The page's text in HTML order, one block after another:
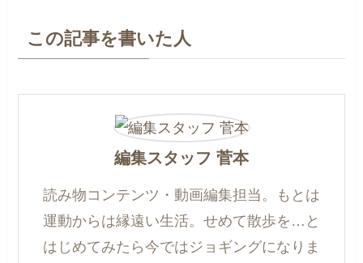
この記事を書いた人
編集スタッフ 菅本
読み物コンテンツ・動画編集担当。もとは
運動からは縁遠い生活。せめて散歩を…と
はじめてみたら今ではジョギングになりま